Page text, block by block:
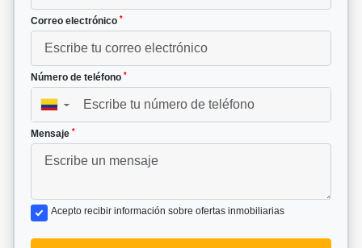
Correo electrónico *
Número de teléfono *
▼
Mensaje *
Acepto recibir información sobre ofertas inmobiliarias